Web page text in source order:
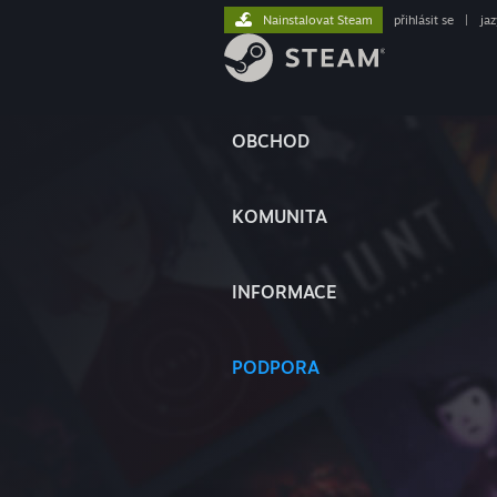
OBCHOD
KOMUNITA
INFORMACE
PODPORA
Nainstalovat Steam přihlásit se